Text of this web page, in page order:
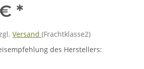
*
Versand (Frachtklasse2)
des Herstellers: